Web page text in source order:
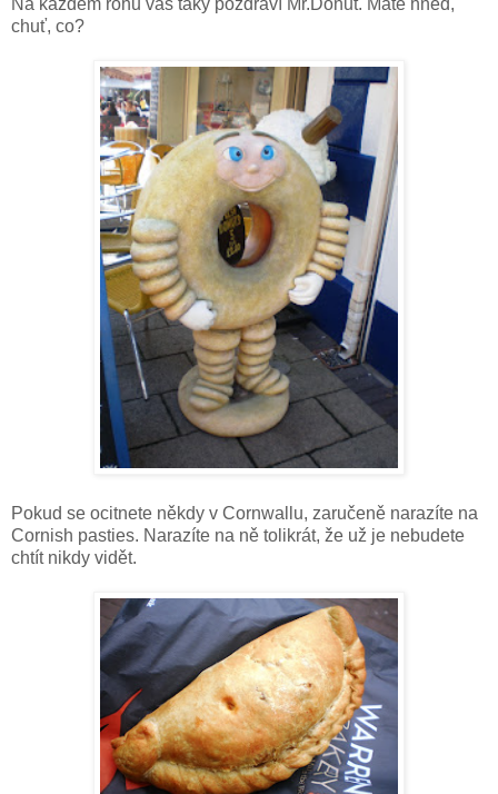
chuť, co?
Pokud se ocitnete někdy v Cornwallu, zaručeně narazíte na
Cornish pasties. Narazíte na ně tolikrát, že už je nebudete
chtít nikdy vidět.